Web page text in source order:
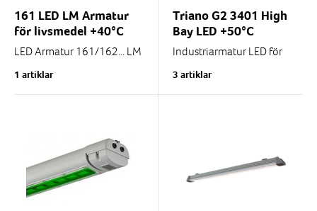
161 LED LM Armatur
för livsmedel +40°C
LED Armatur 161/162... LM
Specielt förlokaler där
livsmedel bereds eller
1 artiklar
Triano G2 3401 High
Bay LED +50°C
Industriarmatur LED för
verkstäder. Tillåten
omgivningstemperatur
3 artiklar